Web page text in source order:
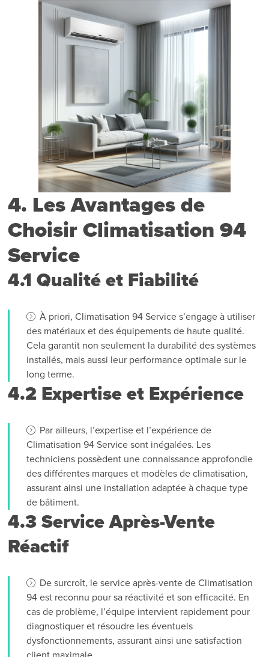
4. Les Avantages de
Choisir Climatisation 94
Service
4.1 Qualité et Fiabilité
À priori, Climatisation 94 Service s’engage à utiliser
des matériaux et des équipements de haute qualité.
Cela garantit non seulement la durabilité des systèmes
installés, mais aussi leur performance optimale sur le
long terme.
4.2 Expertise et Expérience
Par ailleurs, l’expertise et l’expérience de
Climatisation 94 Service sont inégalées. Les
techniciens possèdent une connaissance approfondie
des différentes marques et modèles de climatisation,
assurant ainsi une installation adaptée à chaque type
de bâtiment.
4.3 Service Après-Vente
Réactif
De surcroît, le service après-vente de Climatisation
94 est reconnu pour sa réactivité et son efficacité. En
cas de problème, l’équipe intervient rapidement pour
diagnostiquer et résoudre les éventuels
dysfonctionnements, assurant ainsi une satisfaction